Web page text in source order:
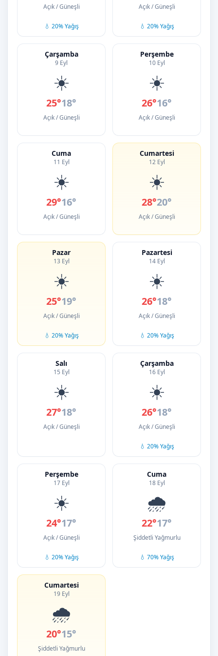
Açık / Güneşli
💧 20% Yağış
Açık / Güneşli
💧 20% Yağış
Çarşamba
9 Eyl
☀️
25°18°
Açık / Güneşli
Perşembe
10 Eyl
☀️
26°16°
Açık / Güneşli
Cuma
11 Eyl
☀️
29°16°
Açık / Güneşli
Cumartesi
12 Eyl
☀️
28°20°
Açık / Güneşli
Pazar
13 Eyl
☀️
25°19°
Açık / Güneşli
💧 20% Yağış
Pazartesi
14 Eyl
☀️
26°18°
Açık / Güneşli
💧 20% Yağış
Salı
15 Eyl
☀️
27°18°
Açık / Güneşli
Çarşamba
16 Eyl
☀️
26°18°
Açık / Güneşli
💧 20% Yağış
Perşembe
17 Eyl
☀️
24°17°
Açık / Güneşli
💧 20% Yağış
Cuma
18 Eyl
🌧️
22°17°
Şiddetli Yağmurlu
💧 70% Yağış
Cumartesi
19 Eyl
🌧️
20°15°
Şiddetli Yağmurlu